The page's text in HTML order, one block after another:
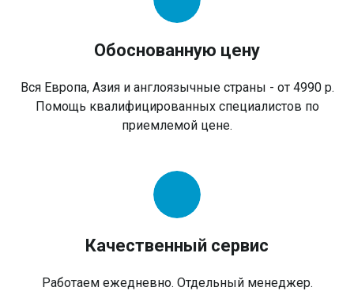
Обоснованную цену
Вся Европа, Азия и англоязычные страны - от 4990 р.
Помощь квалифицированных специалистов по
приемлемой цене.
Качественный сервис
Работаем ежедневно. Отдельный менеджер.